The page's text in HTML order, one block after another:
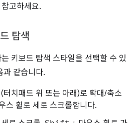
고하세요.
탐색
키보드 탐색 스타일을 선택할 수 있
과 같습니다.
터치패드 위 또는 아래)로 확대/축소
스 휠로 세로 스크롤합니다.